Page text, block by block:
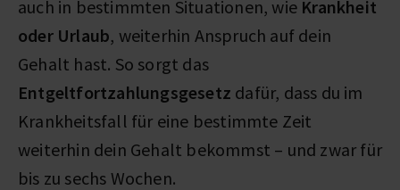
auch in bestimmten Situationen, wie Krankheit
oder Urlaub, weiterhin Anspruch auf dein
Gehalt hast. So sorgt das
Entgeltfortzahlungsgesetz dafür, dass du im
Krankheitsfall für eine bestimmte Zeit
weiterhin dein Gehalt bekommst – und zwar für
bis zu sechs Wochen.